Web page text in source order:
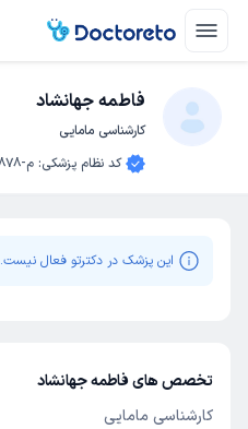
فاطمه جهانشاد
کارشناسی مامایی
کد نظام پزشکی: م-49878
این پزشک در دکترتو فعال نیست.
تخصص های فاطمه جهانشاد
کارشناسی مامایی